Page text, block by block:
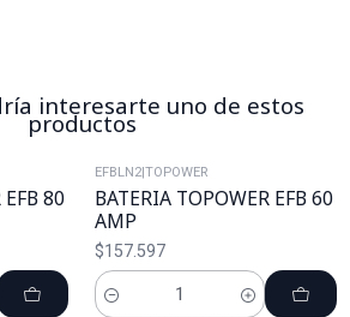
interesarte uno de estos
productos
80
EFBLN2|TOPOWER
BATERIA TOPOWER EFB 60
AMP
$157.597
Cantidad